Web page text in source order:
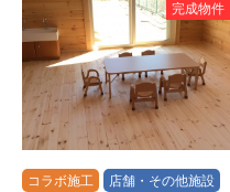
完成物件
コラボ施工 店舗・その他施設